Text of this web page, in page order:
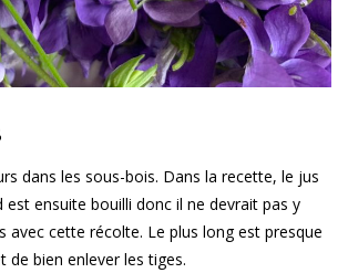
dans les sous-bois. Dans la recette, le jus
est ensuite bouilli donc il ne devrait pas y
avec cette récolte. Le plus long est presque
de bien enlever les tiges.